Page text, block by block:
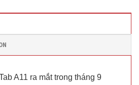
A11 ra mắt trong tháng 9